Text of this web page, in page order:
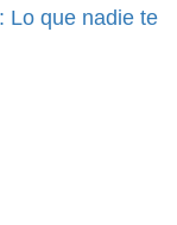
Lo que nadie te